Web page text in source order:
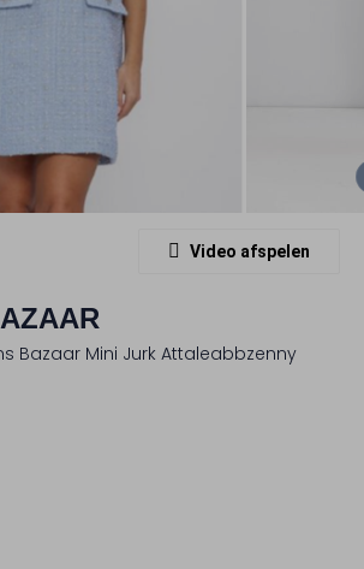
Video afspelen
Bazaar Mini Jurk Attaleabbzenny